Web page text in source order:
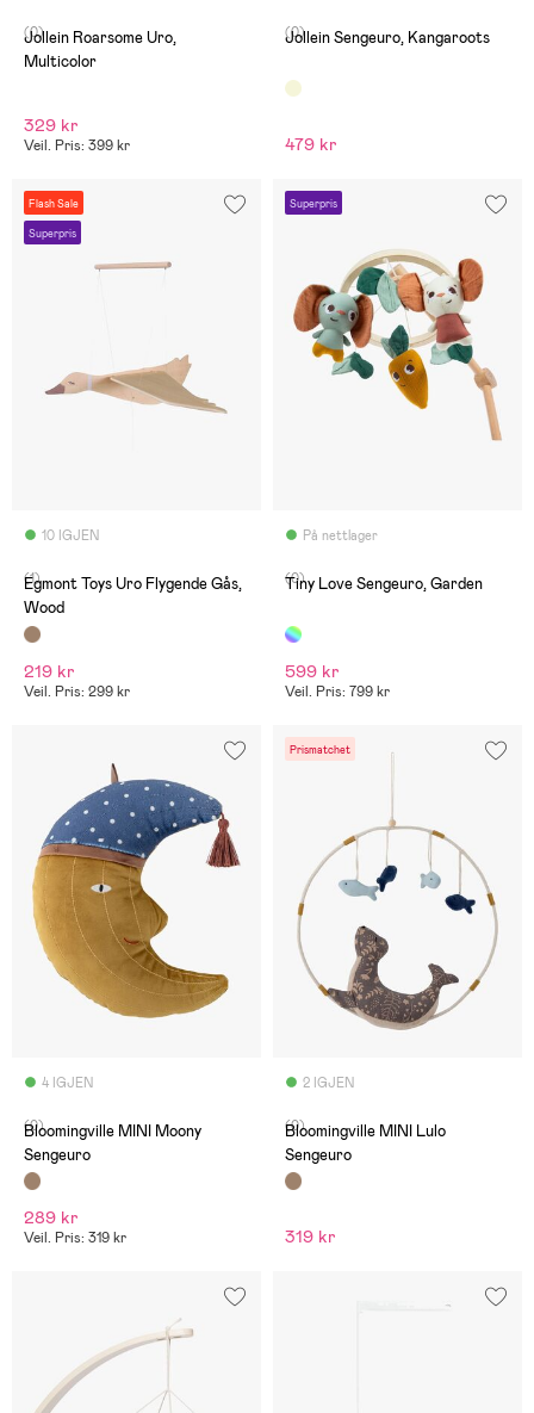
(0)
Jollein Roarsome Uro,
Multicolor
329 kr
Veil. Pris: 399 kr
(0)
Jollein Sengeuro, Kangaroots
479 kr
Flash Sale
Superpris
10 IGJEN
(1)
Egmont Toys Uro Flygende Gås,
Wood
219 kr
Veil. Pris: 299 kr
Superpris
På nettlager
(0)
Tiny Love Sengeuro, Garden
599 kr
Veil. Pris: 799 kr
4 IGJEN
(0)
Bloomingville MINI Moony
Sengeuro
289 kr
Veil. Pris: 319 kr
Prismatchet
2 IGJEN
(0)
Bloomingville MINI Lulo
Sengeuro
319 kr